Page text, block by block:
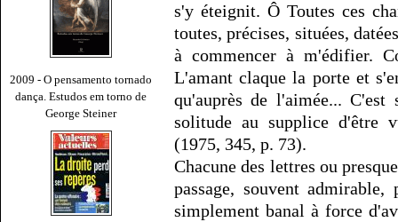
2009 - O pensamento tornado
dança. Estudos em torno de
George Steiner
s'y éteignit. Ô Toutes ces
toutes, précises, situées,
à commencer à m'édifier.
L'amant claque la porte et
qu'auprès de l'aimée...
solitude au supplice d'être
(1975, 345, p. 73).
Chacune des lettres ou
passage, souvent
simplement banal à force